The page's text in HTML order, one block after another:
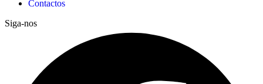
Contactos
Siga-nos